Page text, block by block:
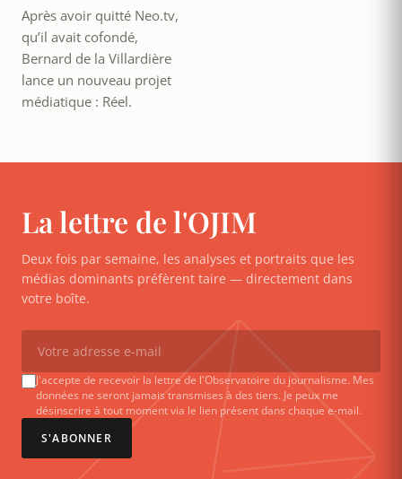
Après avoir quitté Neo.tv,
qu’il avait cofondé,
Bernard de la Villardière
lance un nouveau projet
médiatique : Réel.
La lettre de l'OJIM
Deux fois par semaine, les analyses et portraits que les
médias dominants préfèrent taire — directement dans
votre boîte.
J'accepte de recevoir la lettre de l'Observatoire du journalisme. Mes
données ne seront jamais transmises à des tiers. Je peux me
désinscrire à tout moment via le lien présent dans chaque e-mail.
S'ABONNER